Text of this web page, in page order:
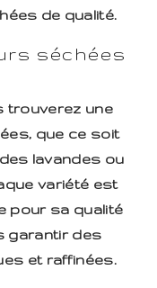
de qualité.
séchées
trouverez une
que ce soit
lavandes ou
variété est
pour sa qualité
garantir des
et raffinées.